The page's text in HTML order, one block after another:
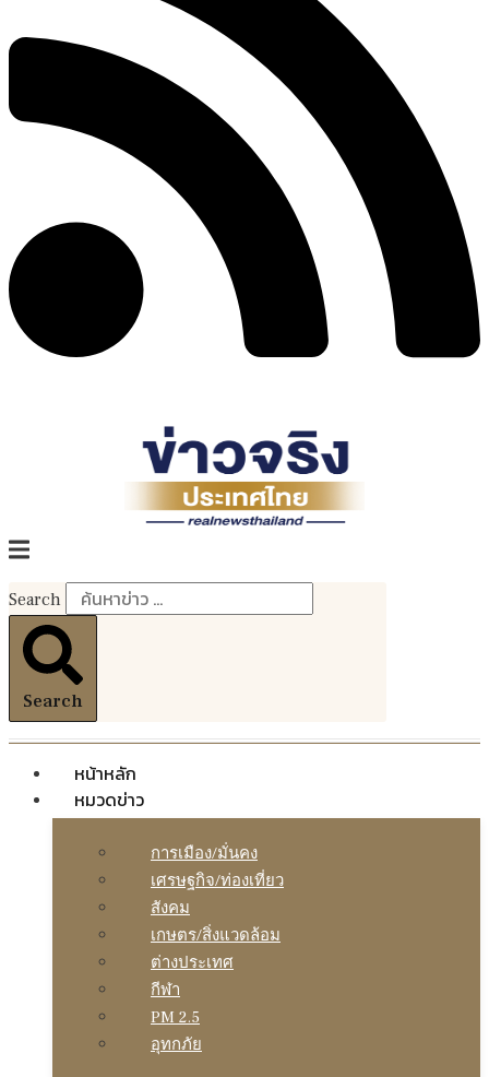
Search
Search
หน้าหลัก
หมวดข่าว
การเมือง/มั่นคง
เศรษฐกิจ/ท่องเที่ยว
สังคม
เกษตร/สิ่งแวดล้อม
ต่างประเทศ
กีฬา
PM 2.5
อุทกภัย